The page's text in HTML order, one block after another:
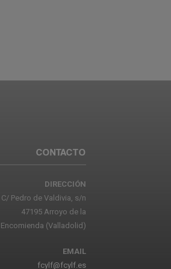
CONTACTO
DIRECCIÓN
C/ Pedro de Valdivia, s/n
47195 Arroyo de la
Encomienda (Valladolid)
EMAIL
fcylf@fcylf.es